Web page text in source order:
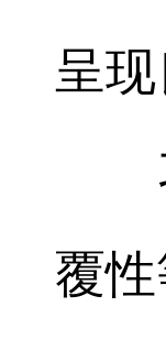
呈现
习
覆